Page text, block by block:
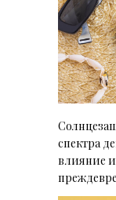
спектра
влияние